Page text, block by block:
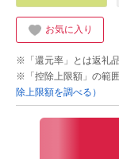
お気に入り
※「還元率」とは返礼
※「控除上限額」の範
除上限額を調べる）